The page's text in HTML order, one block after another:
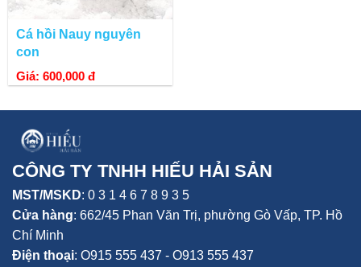
CÁC MÓN ĂN TỪ CÁ HỒI
Cá hồi Nauy nguyên
con
Giá: 600,000 đ
CÔNG TY TNHH HIẾU HẢI SẢN
MST/MSKD: 0 3 1 4 6 7 8 9 3 5
Cửa hàng: 662/45 Phan Văn Trị, phường Gò Vấp, TP. Hồ
Chí Minh
Điện thoại: O915 555 437 - O913 555 437